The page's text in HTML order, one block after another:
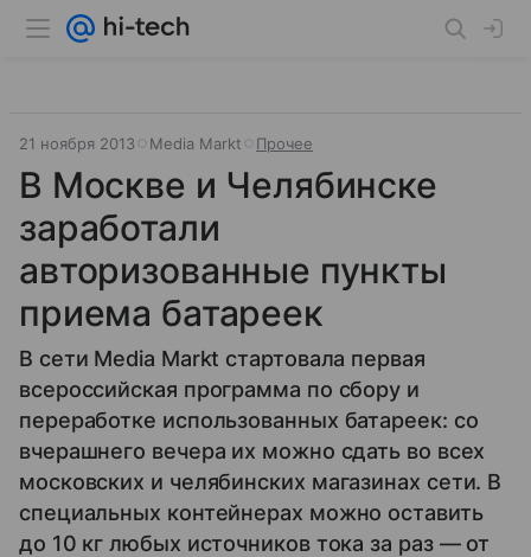
21 ноября 2013 Media Markt Прочее
В Москве и Челябинске
заработали
авторизованные пункты
приема батареек
В сети Media Markt стартовала первая
всероссийская программа по сбору и
переработке использованных батареек: со
вчерашнего вечера их можно сдать во всех
московских и челябинских магазинах сети. В
специальных контейнерах можно оставить
до 10 кг любых источников тока за раз — от